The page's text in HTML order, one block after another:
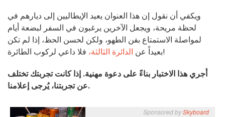
ويكفي أن نقول إن هذا العنوان يعيد الإيطاليين إلى ديارهم في
لحظة مريحة، ويجعل الآخرين يرغبون في السفر لبضعة أيام
لمواصلة الاستمتاع بفن الطهو، ولكن لحسن الحظ، إذا لم تكن
بعيداً عن الدائرة الثالثة،
فلا داعي لركوب الطائرة!
أُجري هذا الاختبار بناءً على دعوة مهنية. إذا كانت تجربتك تختلف
عن تجربتنا، يُرجى إعلامنا.